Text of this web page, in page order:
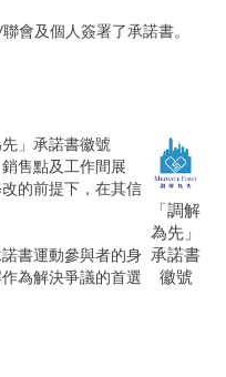
會及個人簽署了承諾書。
」承諾書徽號
售點及工作間展
的前提下，在其信
書運動參與者的身
為解決爭議的首選
「調解
為先」
承諾書
徽號